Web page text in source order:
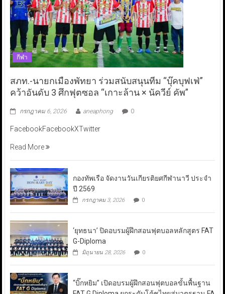
กีฬา
สภท.-นายกเมืองพัทยา ร่วมสนับสนุนทีม “บุ๊คบุฟเฟ่”
คว้าอันดับ 3 ศึกฟุตซอล “เกาะล้าน × นัควีย์ คัพ”
กรกฎาคม 6, 2026 aneaphong 0
FacebookFacebookXTwitter
Read More
กองทัพเรือ จัดงานวันเกียรติยศกีฬานาวี ประจำ
ปี 2569
กรกฎาคม 3, 2026 0
‘ยุทธนา’ ปิดอบรมผู้ฝึกสอนฟุตบอลหลักสูตร FAT
G-Diploma
มิถุนายน 28, 2026 0
“บิ๊กหยิม” เปิดอบรมผู้ฝึกสอนฟุตบอลขั้นพื้นฐาน